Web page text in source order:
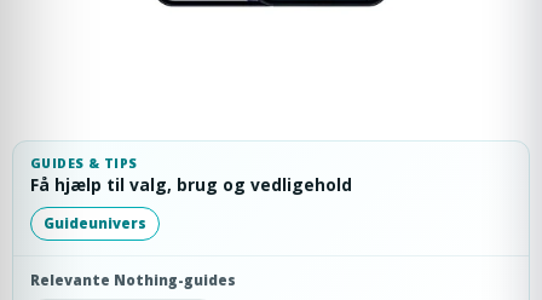
GUIDES & TIPS
Få hjælp til valg, brug og vedligehold
Guideunivers
Relevante Nothing-guides